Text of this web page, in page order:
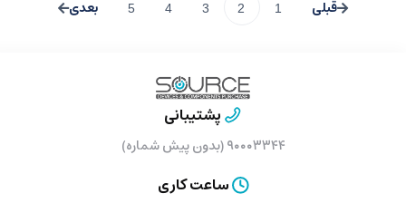
2
3
4
5
پشتیبانی
۹۰۰۰۳۳۴۴ (بدون پیش شماره)
ساعت کاری